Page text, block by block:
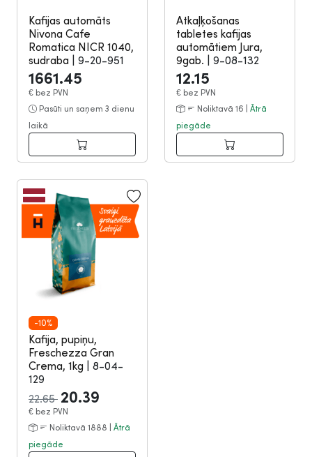
Kafijas automāts
Nivona Cafe
Romatica NICR 1040,
sudraba
9-20-951
1661.45
€ bez PVN
Pasūti un saņem 3 dienu
laikā
Atkaļķošanas
tabletes kafijas
automātiem Jura,
9gab.
9-08-132
12.15
€ bez PVN
Noliktavā 16 | Ātrā
piegāde
-10%
Kafija, pupiņu,
Freschezza Gran
Crema, 1kg
8-04-
129
22.65 20.39
€ bez PVN
Noliktavā 1888 | Ātrā
piegāde